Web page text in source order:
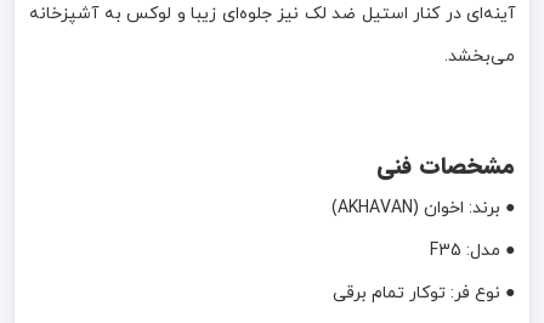
آینه‌ای در کنار استیل ضد لک نیز جلوه‌ای زیبا و لوکس به آشپزخانه
می‌بخشد.
مشخصات فنی
● برند: اخوان (AKHAVAN)
● مدل: F35
● نوع فر: توکار تمام برقی